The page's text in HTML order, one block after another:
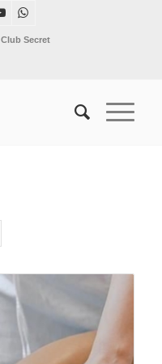
Club Secret